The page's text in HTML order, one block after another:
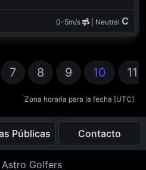
0-5m/s | Neutral C
7 8 9 10 11
Zona horaria para la fecha [UTC]
Públicas Contacto
Golfers